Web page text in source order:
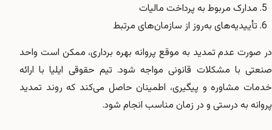
مدارک مربوط به پرداخت مالیات
تأییدیه‌های به‌روز از سازمان‌های مرتبط
در صورت عدم تمدید به موقع پروانه بهره برداری، ممکن است واحد
صنعتی با مشکلات قانونی مواجه شود. تیم حقوقی ایلیا با ارائه
خدمات مشاوره و پیگیری، اطمینان حاصل می‌کند که روند تمدید
پروانه به درستی و در زمان مناسب انجام شود.